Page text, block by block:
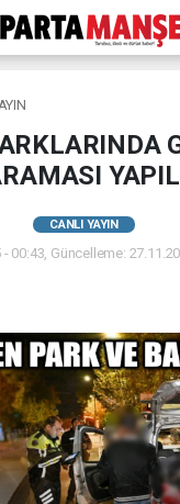
CANLI YAYIN
- 00:43, Güncelleme: